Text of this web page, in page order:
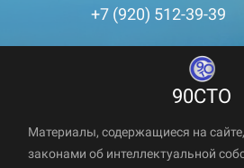
+7 (920) 512-39-39
90СТО
Материалы, содержащиеся на
законами об интеллектуальной